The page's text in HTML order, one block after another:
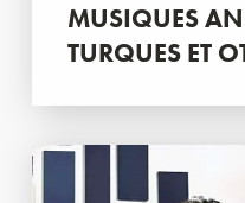
MUSIQUES
TURQUES ET